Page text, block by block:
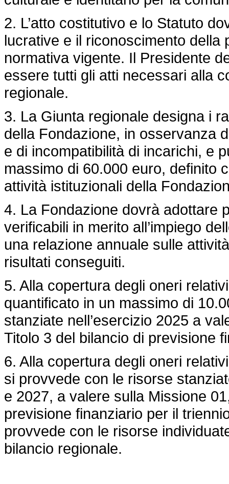
2. L’atto costitutivo e lo Statuto
lucrative e il riconoscimento della
normativa vigente. Il Presidente
essere tutti gli atti necessari alla
regionale.
3. La Giunta regionale designa i
della Fondazione, in osservanza
e di incompatibilità di incarichi, e
massimo di 60.000 euro, definito
attività istituzionali della
4. La Fondazione dovrà adottare
verificabili in merito all’impiego
una relazione annuale sulle
risultati conseguiti.
5. Alla copertura degli oneri
quantificato in un massimo di
stanziate nell’esercizio 2025 a
Titolo 3 del bilancio di previsione
6. Alla copertura degli oneri
si provvede con le risorse
e 2027, a valere sulla Missione
previsione finanziario per il
provvede con le risorse
bilancio regionale.